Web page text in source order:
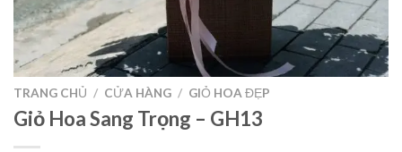
TRANG CHỦ / CỬA HÀNG / GIỎ HOA ĐẸP
Giỏ Hoa Sang Trọng – GH13